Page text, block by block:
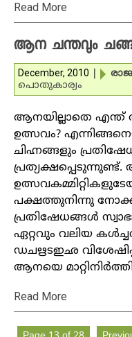
Read More
ആന ചന്തവും
December, 2010
പൊതുകാര്യം
ആനയില്ലാതെ എന്ത്
ഉത്സവം?
ചിഹ്നങ്ങളും
പക്ഷത്തുനിന്നു
പ്രതിഷേധങ്ങള്‍
ഏറ്റവും വലിയ
ഡചഋടഇഛ
ആനയെ
Read More